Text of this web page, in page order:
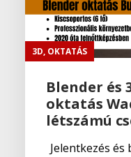
3D, OKTATÁS
Blender és
oktatás
létszámú
Jelentkezés